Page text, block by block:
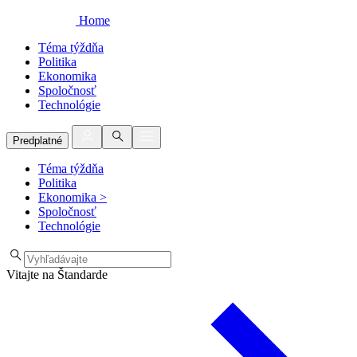
Home
Téma týždňa
Politika
Ekonomika
Spoločnosť
Technológie
Predplatné
Téma týždňa
Politika
Ekonomika >
Spoločnosť
Technológie
Vitajte na Štandarde